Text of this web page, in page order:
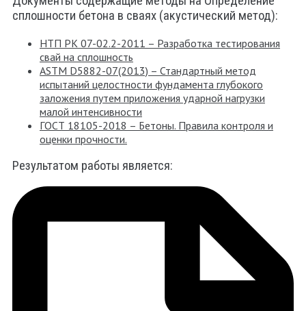
сплошности бетона в сваях (акустический метод):
НТП РК 07-02.2-2011 – Разработка тестирования
свай на сплошность
ASTM D5882-07(2013) – Стандартный метод
испытаний целостности фундамента глубокого
заложения путем приложения ударной нагрузки
малой интенсивности
ГОСТ 18105-2018 – Бетоны. Правила контроля и
оценки прочности.
Результатом работы является: